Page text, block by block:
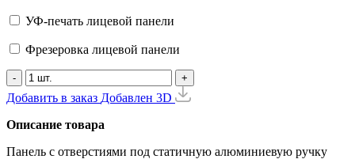
УФ-печать лицевой панели
Фрезеровка лицевой панели
- +
Добавить в заказ Добавлен 3D
Описание товара
Панель с отверстиями под статичную алюминиевую ручку